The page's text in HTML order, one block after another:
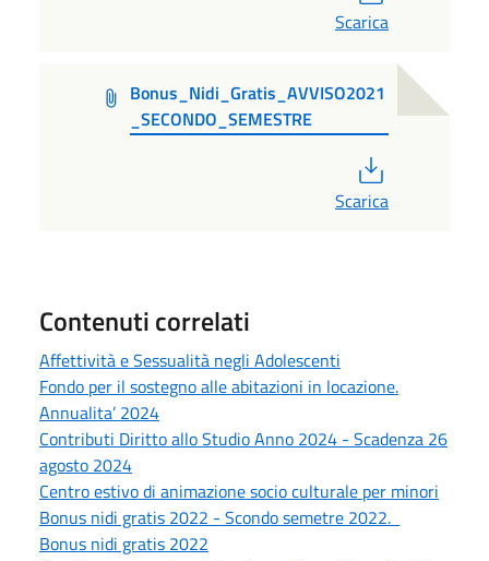
Scarica
Bonus_Nidi_Gratis_AVVISO2021
_SECONDO_SEMESTRE
Scarica
Contenuti correlati
Affettività e Sessualità negli Adolescenti
Fondo per il sostegno alle abitazioni in locazione.
Annualita’ 2024
Contributi Diritto allo Studio Anno 2024 - Scadenza 26
agosto 2024
Centro estivo di animazione socio culturale per minori
Bonus nidi gratis 2022 - Scondo semetre 2022.
Bonus nidi gratis 2022